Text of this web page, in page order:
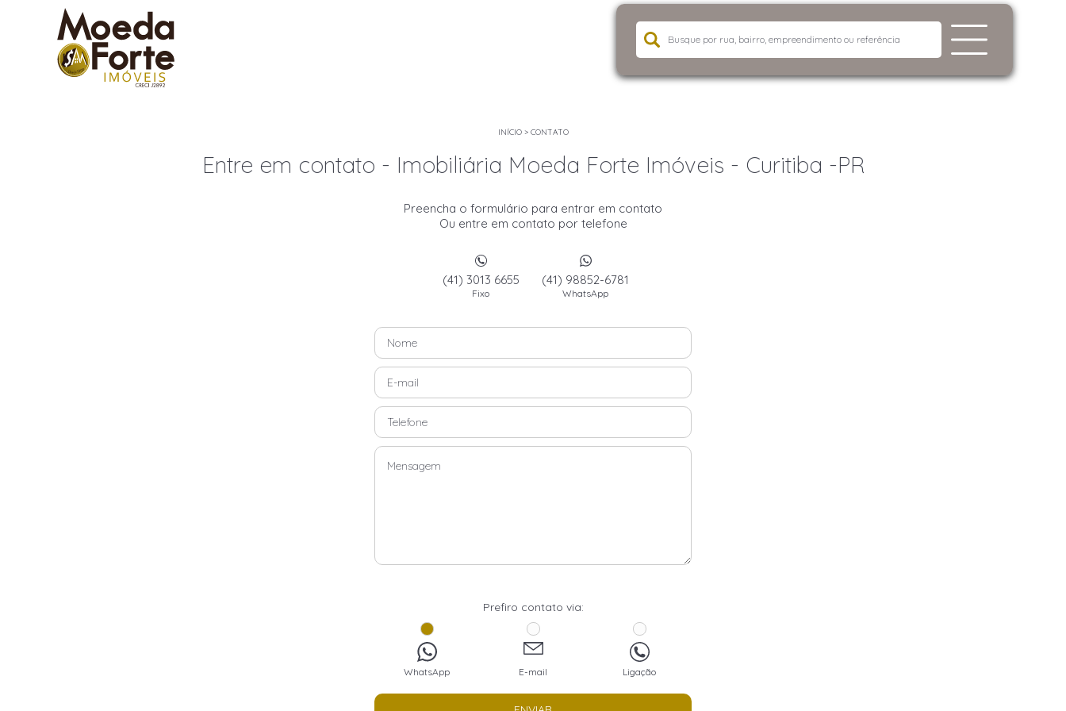
Menu
INÍCIO> CONTATO
Entre em contato - Imobiliária Moeda Forte Imóveis - Curitiba -PR
Preencha o formulário para entrar em contato
Ou entre em contato por telefone
(41) 3013 6655
Fixo
(41) 98852-6781
WhatsApp
Prefiro contato via:
WhatsApp E-mail Ligação